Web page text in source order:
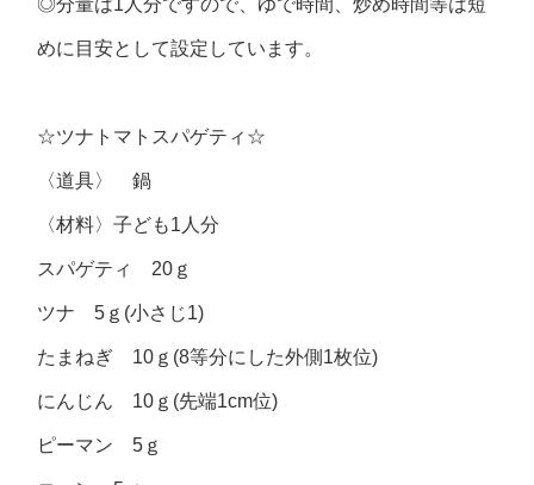
◎分量は1人分ですので、ゆで時間、炒め時間等は短
めに目安として設定しています。
☆ツナトマトスパゲティ☆
〈道具〉 鍋
〈材料〉子ども1人分
スパゲティ 20ｇ
ツナ 5ｇ(小さじ1)
たまねぎ 10ｇ(8等分にした外側1枚位)
にんじん 10ｇ(先端1cm位)
ピーマン 5ｇ